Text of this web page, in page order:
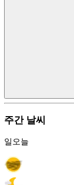
주간 날씨
일 오늘